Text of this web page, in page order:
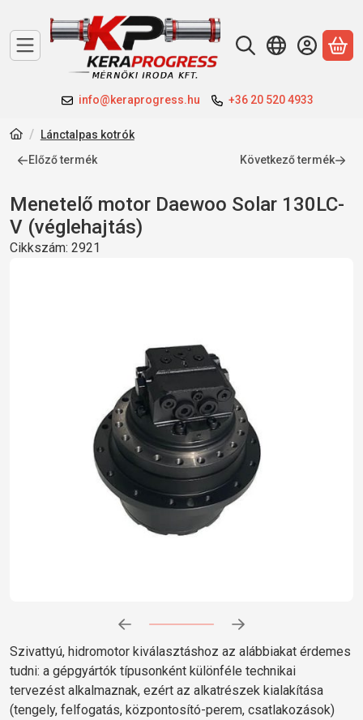
info@keraprogress.hu +36 20 520 4933
A
Lánctalpas kotrók
Előző termék
Következő termék
Menetelő motor Daewoo Solar 130LC-
V (véglehajtás)
Cikkszám: 2921
Szivattyú, hidromotor kiválasztáshoz az alábbiakat érdemes
tudni: a gépgyártók típusonként különféle technikai
tervezést alkalmaznak, ezért az alkatrészek kialakítása
(tengely, felfogatás, központosító-perem, csatlakozások)